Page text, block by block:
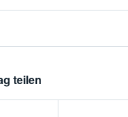
teilen